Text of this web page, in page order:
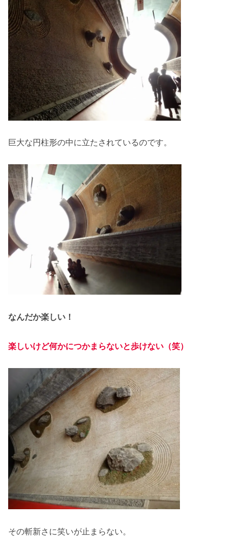
巨大な円柱形の中に立たされているのです。
なんだか楽しい！
楽しいけど何かにつかまらないと歩けない（笑）
その斬新さに笑いが止まらない。